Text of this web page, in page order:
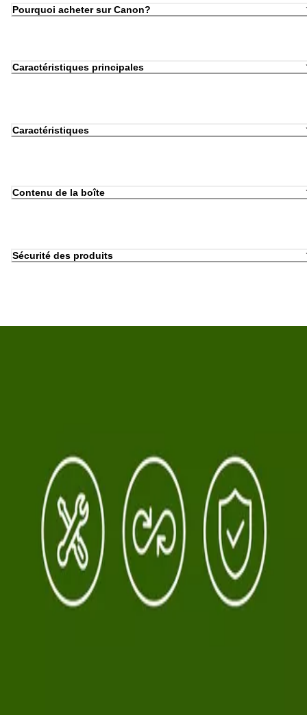
Pourquoi acheter sur Canon?
Caractéristiques principales
Caractéristiques
Contenu de la boîte
Sécurité des produits